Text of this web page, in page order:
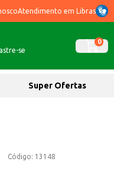
Atendimento em Libras
se
0
Super Ofertas
Código: 13148